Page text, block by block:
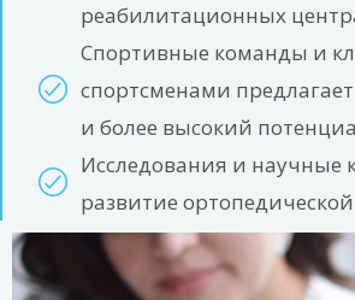
реабилитационных
Спортивные команды и
спортсменами
и более высокий
Исследования и научные
развитие